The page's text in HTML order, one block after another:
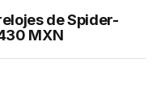
de Spider-
MXN